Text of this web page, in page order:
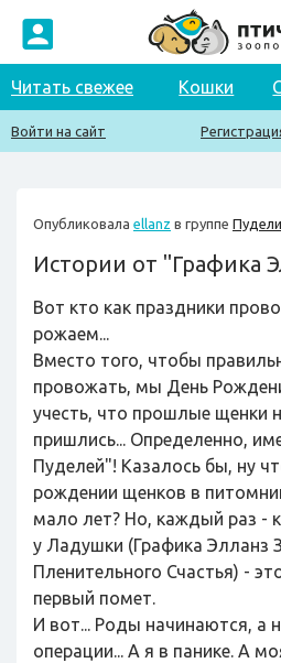
Читать свежее Кошки
Войти на сайт
Опубликовала ellanz в группе Пудели
Истории от "Графика
Вот кто как праздники
рожаем...
Вместо того, чтобы
провожать, мы День
учесть, что прошлые щенки
пришлись... Определенно,
Пуделей"! Казалось бы, ну
рождении щенков в
мало лет? Но, каждый раз -
у Ладушки (Графика Элланз
Пленительного Счастья) -
первый помет.
И вот... Роды начинаются, а
операции... А я в панике. А